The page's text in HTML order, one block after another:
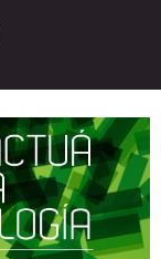
TEC